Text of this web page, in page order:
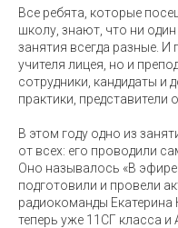
Все ребята, которые
школу, знают, что ни один
занятия всегда разные. И
учителя лицея, но и
сотрудники, кандидаты и
практики, представители
В этом году одно из
от всех: его проводили
Оно называлось «В
подготовили и провели
радиокоманды
теперь уже 11СГ класса